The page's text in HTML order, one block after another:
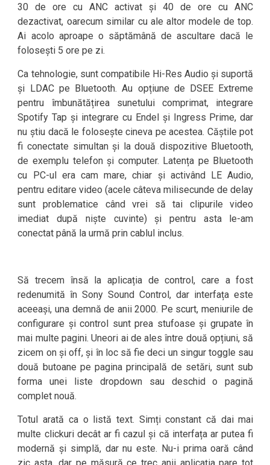
30 de ore cu ANC activat și 40 de ore cu ANC
dezactivat, oarecum similar cu ale altor modele de top.
Ai acolo aproape o săptămână de ascultare dacă le
folosești 5 ore pe zi.
Ca tehnologie, sunt compatibile Hi-Res Audio și suportă
și LDAC pe Bluetooth. Au opțiune de DSEE Extreme
pentru îmbunătățirea sunetului comprimat, integrare
Spotify Tap și integrare cu Endel și Ingress Prime, dar
nu știu dacă le folosește cineva pe acestea. Căștile pot
fi conectate simultan și la două dispozitive Bluetooth,
de exemplu telefon și computer. Latența pe Bluetooth
cu PC-ul era cam mare, chiar și activând LE Audio,
pentru editare video (acele câteva milisecunde de delay
sunt problematice când vrei să tai clipurile video
imediat după niște cuvinte) și pentru asta le-am
conectat până la urmă prin cablul inclus.
Să trecem însă la aplicația de control, care a fost
redenumită în Sony Sound Control, dar interfața este
aceeași, una demnă de anii 2000. Pe scurt, meniurile de
configurare și control sunt prea stufoase și grupate în
mai multe pagini. Uneori ai de ales între două opțiuni, să
zicem on și off, și în loc să fie deci un singur toggle sau
două butoane pe pagina principală de setări, sunt sub
forma unei liste dropdown sau deschid o pagină
complet nouă.
Totul arată ca o listă text. Simți constant că dai mai
multe clickuri decât ar fi cazul și că interfața ar putea fi
modernă și simplă, dar nu este. Nu-i prima oară când